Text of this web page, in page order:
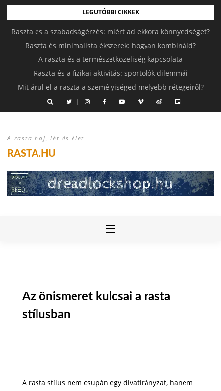
LEGUTÓBBI CIKKEK
Raszta és a szabadságérzés: miért ad ekkora könnyedséget?
Raszta és minimalista ékszerek: hogyan kombináld?
A raszta és a természetközeliség kapcsolata
Raszta és a fizikai aktivitás: sportolók dilemmái
Mit árul el a raszta a személyiséged mélyebb rétegeiről?
A rasta haj, lét és élet
RASTA.HU
Az önismeret kulcsai a rasta
stílusban
A rasta stílus nem csupán egy divatirányzat, hanem